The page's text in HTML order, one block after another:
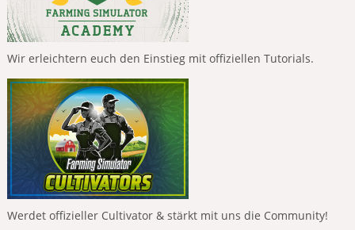
Wir erleichtern euch den Einstieg mit offiziellen Tutorials.
Werdet offizieller Cultivator & stärkt mit uns die Community!